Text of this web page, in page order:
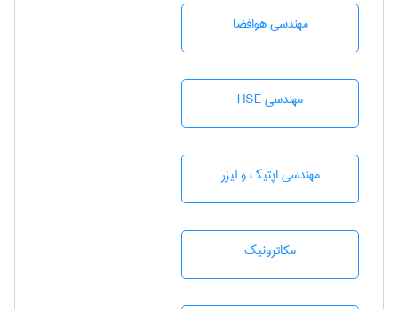
مهندسی هوافضا
مهندسی HSE
مهندسی اپتیک و لیزر
مکاترونیک